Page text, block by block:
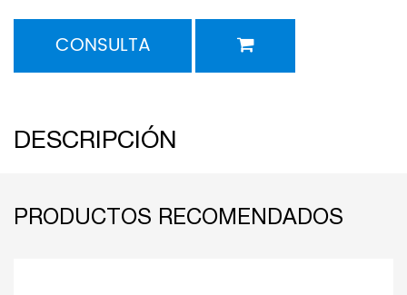
CONSULTA
DESCRIPCIÓN
PRODUCTOS RECOMENDADOS